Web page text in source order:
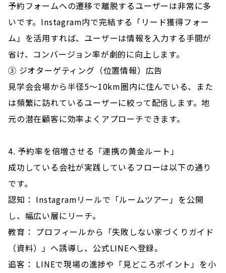
予約フォームへの遷移で離脱するユーザーは非常に多
いです。Instagram内で完結する「リード獲得フォー
ム」を活用すれば、ユーザーは情報を入力する手間が
省け、コンバージョン率が劇的に向上します。
③ ジオターゲティング（位置情報）広告
見学会会場から半径5〜10km圏内に住んでいる、また
は頻繁に訪れているユーザーに絞って配信します。地
元の潜在顧客に効率よくアプローチできます。
4. 予約率を倍増させる「連携の黄金ルート」
成功している会社が実践しているフローは以下の通り
です。
認知： Instagramリールで「ルームツアー」を公開
し、幅広い層にリーチ。
教育： プロフィールから「失敗しない家づくりガイド
（資料）」へ誘導し、公式LINEへ登録。
追客： LINEで現場の進捗や「見どころポイント」を小